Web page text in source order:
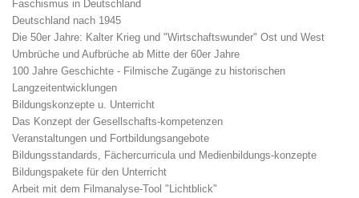
Faschismus in Deutschland
Deutschland nach 1945
Die 50er Jahre: Kalter Krieg und "Wirtschaftswunder" Ost und West
Umbrüche und Aufbrüche ab Mitte der 60er Jahre
100 Jahre Geschichte - Filmische Zugänge zu historischen
Langzeitentwicklungen
Bildungskonzepte u. Unterricht
Das Konzept der Gesellschafts-kompetenzen
Veranstaltungen und Fortbildungsangebote
Bildungsstandards, Fächercurricula und Medienbildungs-konzepte
Bildungspakete für den Unterricht
Arbeit mit dem Filmanalyse-Tool "Lichtblick"